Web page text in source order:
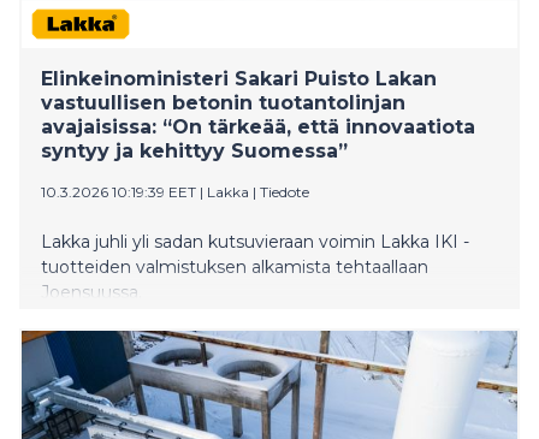
Elinkeinoministeri Sakari Puisto Lakan
vastuullisen betonin tuotantolinjan
avajaisissa: “On tärkeää, että innovaatiota
syntyy ja kehittyy Suomessa”
10.3.2026 10:19:39 EET | Lakka | Tiedote
Lakka juhli yli sadan kutsuvieraan voimin Lakka IKI -
tuotteiden valmistuksen alkamista tehtaallaan
Joensuussa.